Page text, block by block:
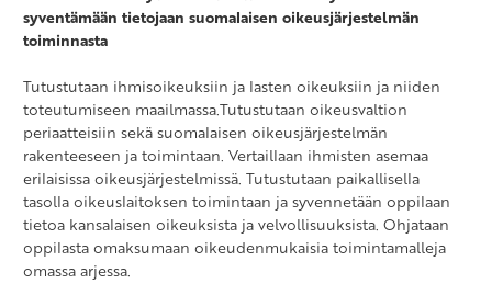
syventämään tietojaan suomalaisen oikeusjärjestelmän
toiminnasta
Tutustutaan ihmisoikeuksiin ja lasten oikeuksiin ja niiden
toteutumiseen maailmassa.Tutustutaan oikeusvaltion
periaatteisiin sekä suomalaisen oikeusjärjestelmän
rakenteeseen ja toimintaan. Vertaillaan ihmisten asemaa
erilaisissa oikeusjärjestelmissä. Tutustutaan paikallisella
tasolla oikeuslaitoksen toimintaan ja syvennetään oppilaan
tietoa kansalaisen oikeuksista ja velvollisuuksista. Ohjataan
oppilasta omaksumaan oikeudenmukaisia toimintamalleja
omassa arjessa.